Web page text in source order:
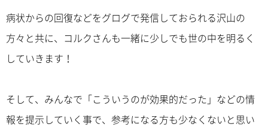
病状からの回復などをグログで発信しておられる沢山の
方々と共に、コルクさんも一緒に少しでも世の中を明るく
していきます！
そして、みんなで「こういうのが効果的だった」などの情
報を提示していく事で、参考になる方も少なくないと思い